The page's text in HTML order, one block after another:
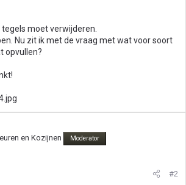
moet verwijderen.
Nu zit ik met de vraag met wat voor soort
opvullen?
en Kozijnen Moderator
#2